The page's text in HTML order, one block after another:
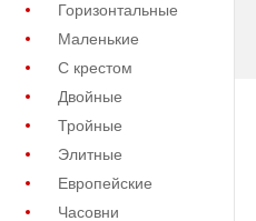
Горизонтальные
Маленькие
С крестом
Двойные
Тройные
Элитные
Европейские
Часовни